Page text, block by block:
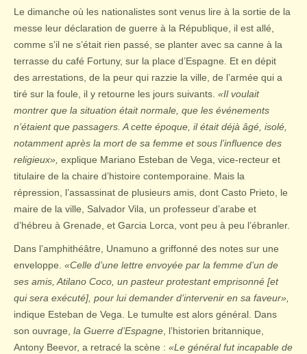
Le dimanche où les nationalistes sont venus lire à la sortie de la
messe leur déclaration de guerre à la République, il est allé,
comme s’il ne s’était rien passé, se planter avec sa canne à la
terrasse du café Fortuny, sur la place d’Espagne. Et en dépit
des arrestations, de la peur qui razzie la ville, de l’armée qui a
tiré sur la foule, il y retourne les jours suivants. «Il voulait
montrer que la situation était normale, que les événements
n’étaient que passagers. A cette époque, il était déjà âgé, isolé,
notamment après la mort de sa femme et sous l’influence des
religieux», explique Mariano Esteban de Vega, vice-recteur et
titulaire de la chaire d’histoire contemporaine. Mais la
répression, l’assassinat de plusieurs amis, dont Casto Prieto, le
maire de la ville, Salvador Vila, un professeur d’arabe et
d’hébreu à Grenade, et Garcia Lorca, vont peu à peu l’ébranler.
Dans l’amphithéâtre, Unamuno a griffonné des notes sur une
enveloppe. «Celle d’une lettre envoyée par la femme d’un de
ses amis, Atilano Coco, un pasteur protestant emprisonné [et
qui sera exécuté], pour lui demander d’intervenir en sa faveur»,
indique Esteban de Vega. Le tumulte est alors général. Dans
son ouvrage, la Guerre d’Espagne, l’historien britannique,
Antony Beevor, a retracé la scène : «Le général fut incapable de